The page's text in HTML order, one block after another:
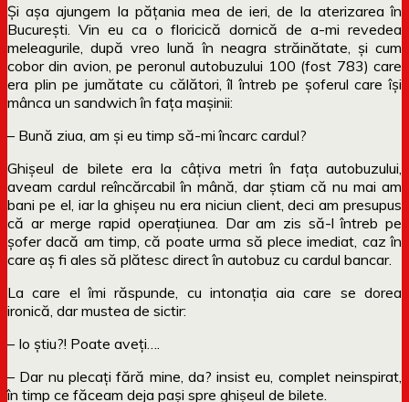
Și așa ajungem la pățania mea de ieri, de la aterizarea în
București. Vin eu ca o floricică dornică de a-mi revedea
meleagurile, după vreo lună în neagra străinătate, și cum
cobor din avion, pe peronul autobuzului 100 (fost 783) care
era plin pe jumătate cu călători, îl întreb pe șoferul care își
mânca un sandwich în fața mașinii:
– Bună ziua, am și eu timp să-mi încarc cardul?
Ghișeul de bilete era la câțiva metri în fața autobuzului,
aveam cardul reîncărcabil în mână, dar știam că nu mai am
bani pe el, iar la ghișeu nu era niciun client, deci am presupus
că ar merge rapid operațiunea. Dar am zis să-l întreb pe
șofer dacă am timp, că poate urma să plece imediat, caz în
care aș fi ales să plătesc direct în autobuz cu cardul bancar.
La care el îmi răspunde, cu intonația aia care se dorea
ironică, dar mustea de sictir:
– Io știu?! Poate aveți….
– Dar nu plecați fără mine, da? insist eu, complet neinspirat,
în timp ce făceam deja pași spre ghișeul de bilete.